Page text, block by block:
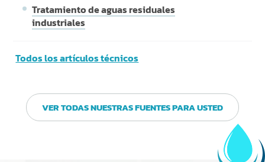
Tratamiento de aguas residuales
industriales
Todos los artículos técnicos
VER TODAS NUESTRAS FUENTES PARA USTED